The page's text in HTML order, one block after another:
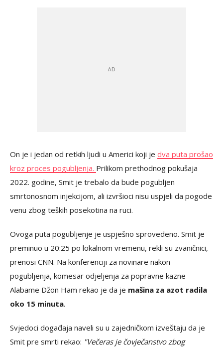
On je i jedan od retkih ljudi u Americi koji je dva puta prošao
kroz proces pogubljenja. Prilikom prethodnog pokušaja
2022. godine, Smit je trebalo da bude pogubljen
smrtonosnom injekcijom, ali izvršioci nisu uspjeli da pogode
venu zbog teških posekotina na ruci.
Ovoga puta pogubljenje je uspješno sprovedeno. Smit je
preminuo u 20:25 po lokalnom vremenu, rekli su zvaničnici,
prenosi CNN. Na konferenciji za novinare nakon
pogubljenja, komesar odjeljenja za popravne kazne
Alabame Džon Ham rekao je da je mašina za azot radila
oko 15 minuta.
Svjedoci događaja naveli su u zajedničkom izveštaju da je
Smit pre smrti rekao: "Večeras je čovječanstvo zbog